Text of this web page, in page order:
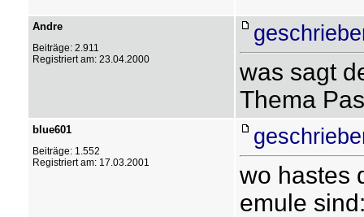
Andre
Beiträge: 2.911
Registriert am: 23.04.2000
was sagt
Thema
blue601
Beiträge: 1.552
Registriert am: 17.03.2001
wo hastes
emule